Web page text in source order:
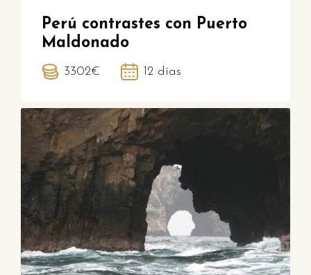
Perú contrastes con Puerto
Maldonado
3302€ 12 días